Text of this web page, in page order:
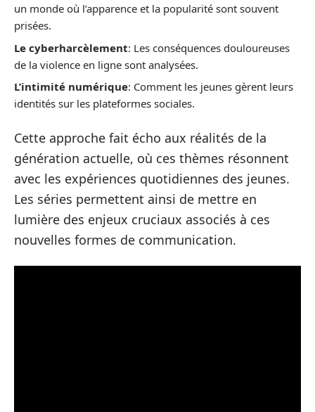
un monde où l’apparence et la popularité sont souvent
prisées.
Le cyberharcèlement: Les conséquences douloureuses
de la violence en ligne sont analysées.
L’intimité numérique: Comment les jeunes gèrent leurs
identités sur les plateformes sociales.
Cette approche fait écho aux réalités de la
génération actuelle, où ces thèmes résonnent
avec les expériences quotidiennes des jeunes.
Les séries permettent ainsi de mettre en
lumière des enjeux cruciaux associés à ces
nouvelles formes de communication.